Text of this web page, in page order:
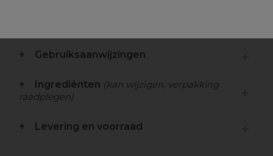
Gebruiksaanwijzingen
Ingrediënten (kan wijzigen, verpakking
raadplegen)
Levering en voorraad